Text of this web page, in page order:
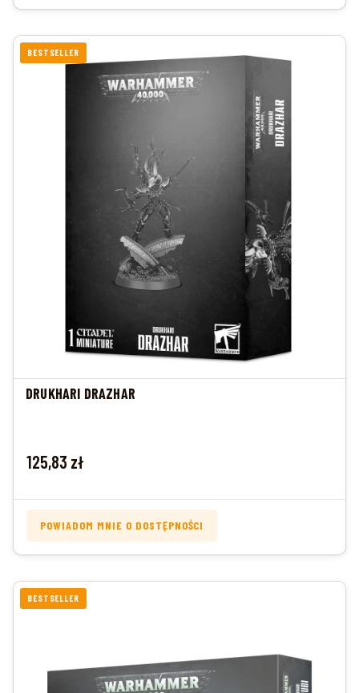
BESTSELLER
DRUKHARI DRAZHAR
Cena
125,83 zł
POWIADOM MNIE O DOSTĘPNOŚCI
BESTSELLER